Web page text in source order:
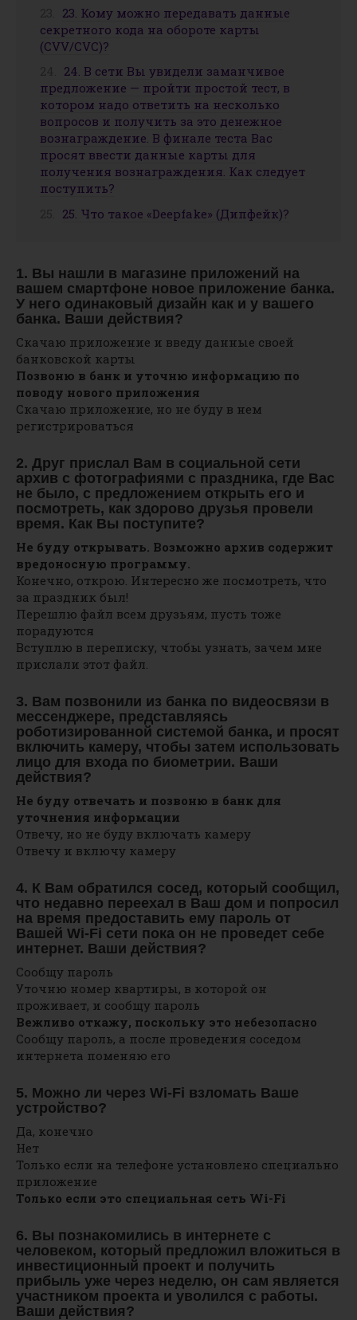
23. Кому можно передавать данные
секретного кода на обороте карты
(CVV/CVC)?
24. В сети Вы увидели заманчивое
предложение — пройти простой тест, в
котором надо ответить на несколько
вопросов и получить за это денежное
вознаграждение. В финале теста Вас
просят ввести данные карты для
получения вознаграждения. Как следует
поступить?
25. Что такое «Deepfake» (Дипфейк)?
1. Вы нашли в магазине приложений на
вашем смартфоне новое приложение банка.
У него одинаковый дизайн как и у вашего
банка. Ваши действия?
Скачаю приложение и введу данные своей
банковской карты
Позвоню в банк и уточню информацию по
поводу нового приложения
Скачаю приложение, но не буду в нем
регистрироваться
2. Друг прислал Вам в социальной сети
архив с фотографиями с праздника, где Вас
не было, с предложением открыть его и
посмотреть, как здорово друзья провели
время. Как Вы поступите?
Не буду открывать. Возможно архив содержит
вредоносную программу.
Конечно, открою. Интересно же посмотреть, что
за праздник был!
Перешлю файл всем друзьям, пусть тоже
порадуются
Вступлю в переписку, чтобы узнать, зачем мне
прислали этот файл.
3. Вам позвонили из банка по видеосвязи в
мессенджере, представляясь
роботизированной системой банка, и просят
включить камеру, чтобы затем использовать
лицо для входа по биометрии. Ваши
действия?
Не буду отвечать и позвоню в банк для
уточнения информации
Отвечу, но не буду включать камеру
Отвечу и включу камеру
4. К Вам обратился сосед, который сообщил,
что недавно переехал в Ваш дом и попросил
на время предоставить ему пароль от
Вашей Wi-Fi сети пока он не проведет себе
интернет. Ваши действия?
Сообщу пароль
Уточню номер квартиры, в которой он
проживает, и сообщу пароль
Вежливо откажу, поскольку это небезопасно
Сообщу пароль, а после проведения соседом
интернета поменяю его
5. Можно ли через Wi-Fi взломать Ваше
устройство?
Да, конечно
Нет
Только если на телефоне установлено специально
приложение
Только если это специальная сеть Wi-Fi
6. Вы познакомились в интернете с
человеком, который предложил вложиться в
инвестиционный проект и получить
прибыль уже через неделю, он сам является
участником проекта и уволился с работы.
Ваши действия?